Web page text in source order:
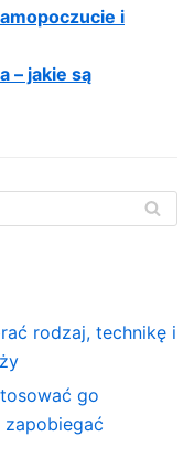
i
– jakie są
rodzaj, technikę i
go
zapobiegać